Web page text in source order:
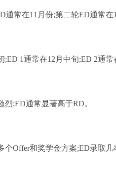
常在11月份;第二轮ED通常在1
1通常在12月中旬;ED 2通常
;ED通常显著高于RD。
和奖学金方案;ED录取几